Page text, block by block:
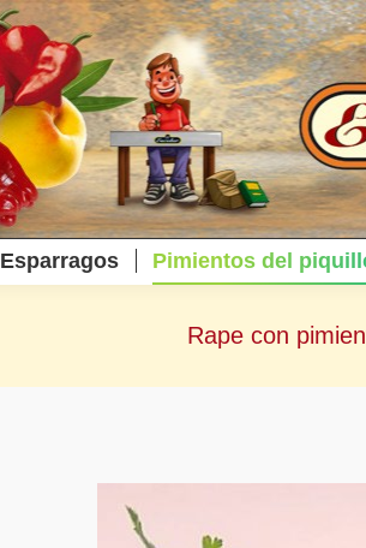
Esparragos Pimientos del
Rape con